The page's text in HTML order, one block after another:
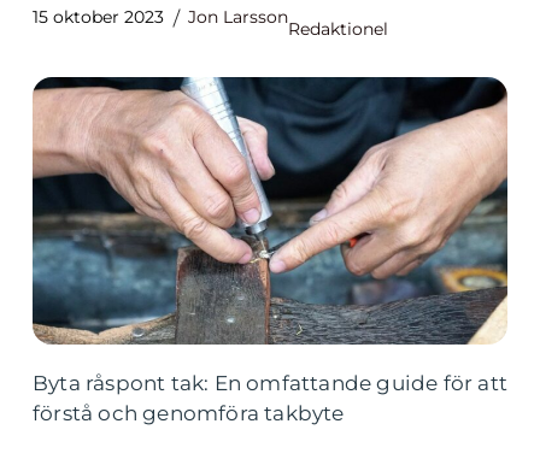
15 oktober 2023 Jon Larsson
Redaktionel
Byta råspont tak: En omfattande guide för att
förstå och genomföra takbyte